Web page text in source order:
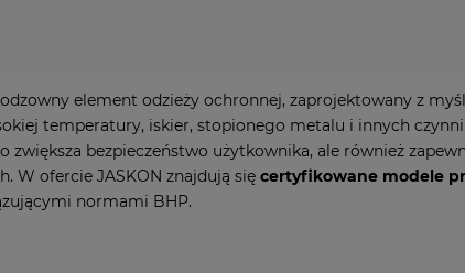
element odzieży ochronnej, zaprojektowany z
temperatury, iskier, stopionego metalu i innych
zwiększa bezpieczeństwo użytkownika, ale również
W ofercie JASKON znajdują się certyfikowane modele
normami BHP.